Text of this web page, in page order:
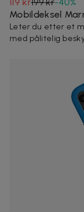
Mobildeksel
Leter du etter et
med pålitelig